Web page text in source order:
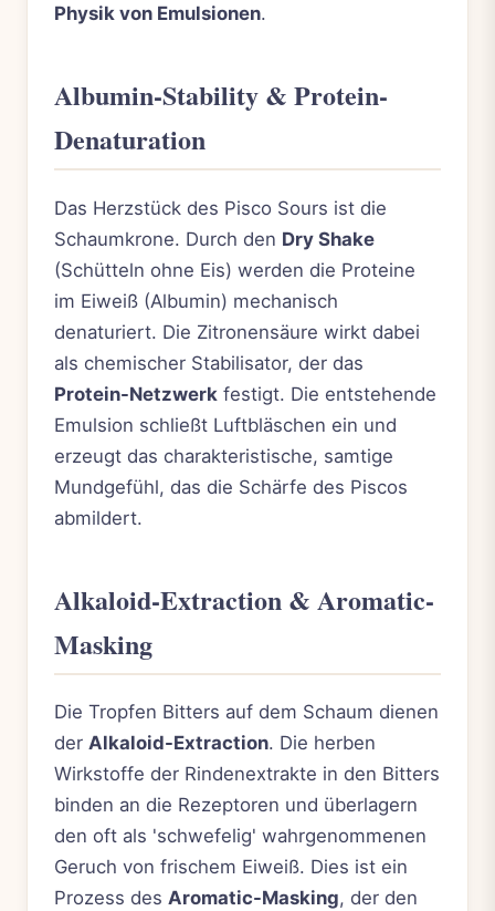
Physik von Emulsionen.
Albumin-Stability & Protein-
Denaturation
Das Herzstück des Pisco Sours ist die
Schaumkrone. Durch den Dry Shake
(Schütteln ohne Eis) werden die Proteine
im Eiweiß (Albumin) mechanisch
denaturiert. Die Zitronensäure wirkt dabei
als chemischer Stabilisator, der das
Protein-Netzwerk festigt. Die entstehende
Emulsion schließt Luftbläschen ein und
erzeugt das charakteristische, samtige
Mundgefühl, das die Schärfe des Piscos
abmildert.
Alkaloid-Extraction & Aromatic-
Masking
Die Tropfen Bitters auf dem Schaum dienen
der Alkaloid-Extraction. Die herben
Wirkstoffe der Rindenextrakte in den Bitters
binden an die Rezeptoren und überlagern
den oft als 'schwefelig' wahrgenommenen
Geruch von frischem Eiweiß. Dies ist ein
Prozess des Aromatic-Masking, der den